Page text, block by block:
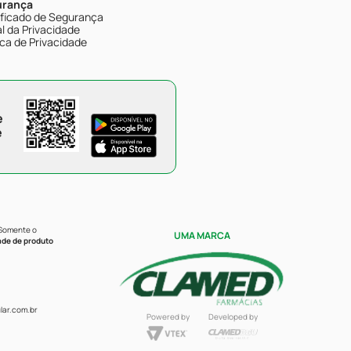
de Segurança
da Privacidade
de Privacidade
o
de produto
UMA MARCA
Powered by Developed by